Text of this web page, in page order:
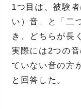
1つ目は、被験
い）音」と「二
き、どちらが長
実際には2つの
ていない音の方
と回答した。